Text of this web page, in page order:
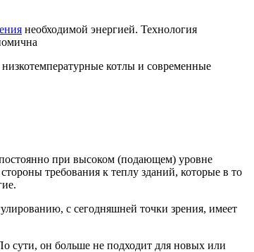
необходимой энергией. Технология
котлы и современные
при высоком (подающем) уровне
требования к теплу зданий, которые в то
с сегодняшней точки зрения, имеет
сути, он больше не подходит для новых или